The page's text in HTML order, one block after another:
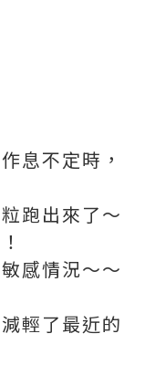
息不定時，
跑出來了～
感情況～～
輕了最近的